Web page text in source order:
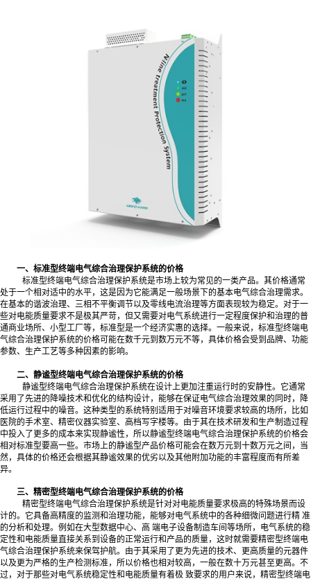
一、标准型终端电气综合治理保护系统的价格
标准型终端电气综合治理保护系统是市场上较为常见的一类产品。其价格通常
处于一个相对适中的水平，这是因为它能满足一般场景下的基本电气综合治理需求。
在基本的谐波治理、三相不平衡调节以及零线电流治理等方面表现较为稳定。对于一
些对电能质量要求不是极其严苛，但又需要对电气系统进行一定程度保护和治理的普
通商业场所、小型工厂等，标准型是一个经济实惠的选择。一般来说，标准型终端电
气综合治理保护系统的价格可能在数千元到数万元不等，具体价格会受到品牌、功能
参数、生产工艺等多种因素的影响。
二、静谧型终端电气综合治理保护系统的价格
静谧型终端电气综合治理保护系统在设计上更加注重运行时的安静性。它通常
采用了先进的降噪技术和优化的结构设计，能够在保证电气综合治理效果的同时，降
低运行过程中的噪音。这种类型的系统特别适用于对噪音环境要求较高的场所，比如
医院的手术室、精密仪器实验室、高档写字楼等。由于其在技术研发和生产制造过程
中投入了更多的成本来实现静谧性，所以静谧型终端电气综合治理保护系统的价格会
相对标准型要高一些。市场上的静谧型产品价格可能会在数万元到十数万元之间，当
然，具体的价格还会根据其静谧效果的优劣以及其他附加功能的丰富程度而有所差
异。
三、精密型终端电气综合治理保护系统的价格
精密型终端电气综合治理保护系统是针对对电能质量要求极高的特殊场景而设
计的。它具备高精度的监测和治理功能，能够对电气系统中的各种细微问题进行精 准
的分析和处理。例如在大型数据中心、高 端电子设备制造车间等场所，电气系统的稳
定性和电能质量直接关系到设备的正常运行和产品的质量，这时就需要精密型终端电
气综合治理保护系统来保驾护航。由于其采用了更为先进的技术、更高质量的元器件
以及更为严格的生产检测标准，所以价格也相对较高，一般在数十万元甚至更高。不
过，对于那些对电气系统稳定性和电能质量有着极 致要求的用户来说，精密型终端电